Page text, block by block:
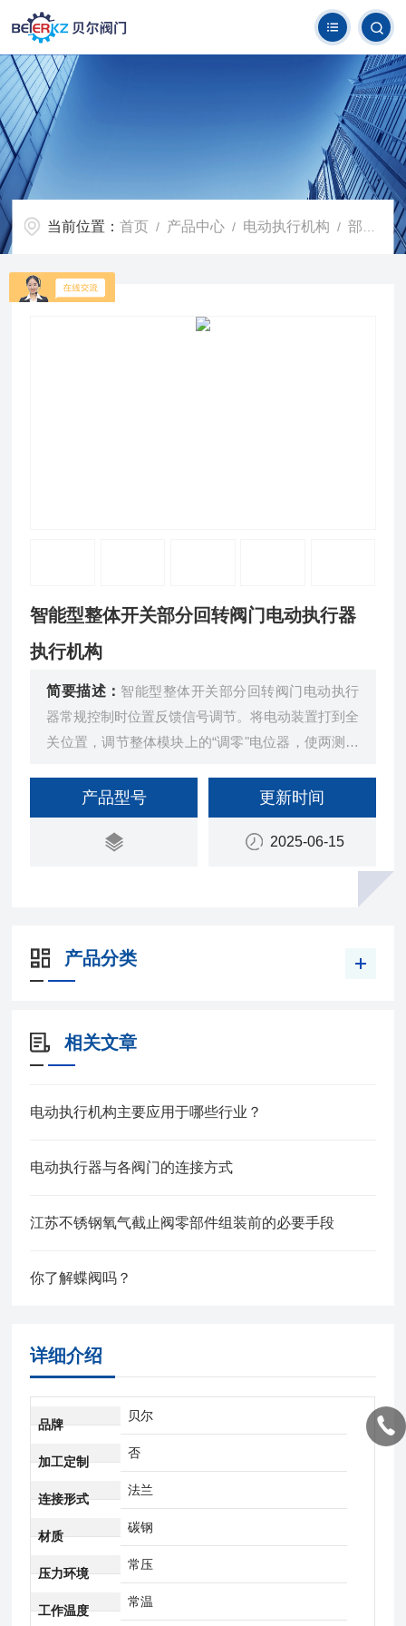
当前位置：首页 / 产品中心 / 电动执行机构 /部分回转阀门电动执行机构
智能型整体开关部分回转阀门电动执行器
执行机构
简要描述： 智能型整体开关部分回转阀门电动执行
器常规控制时位置反馈信号调节。将电动装置打到全
关位置，调节整体模块上的“调零"电位器，使两测试
输出信号为4mA
产品型号 更新时间
2025-06-15
产品分类
相关文章
电动执行机构主要应用于哪些行业？
电动执行器与各阀门的连接方式
江苏不锈钢氧气截止阀零部件组装前的必要手段
你了解蝶阀吗？
详细介绍
品牌
贝尔
加工定制
否
连接形式
法兰
材质
碳钢
压力环境
常压
工作温度
常温